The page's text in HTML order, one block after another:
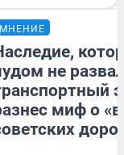
МНЕНИЕ
не
миф о